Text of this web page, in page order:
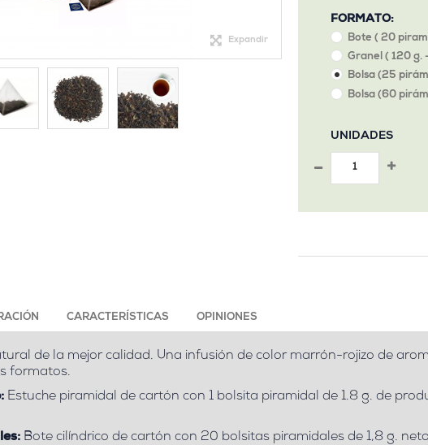
Expandir
FORMATO:
Bote ( 20
Granel ( 120 g.
Bolsa (25
Bolsa (60
UNIDADES
CARACTERÍSTICAS OPINIONES
de la mejor calidad. Una infusión de color marrón-rojizo de
formatos.
Estuche piramidal de cartón con 1 bolsita piramidal de 1.8 g. de
Bote cilíndrico de cartón con 20 bolsitas piramidales de 1,8 g.